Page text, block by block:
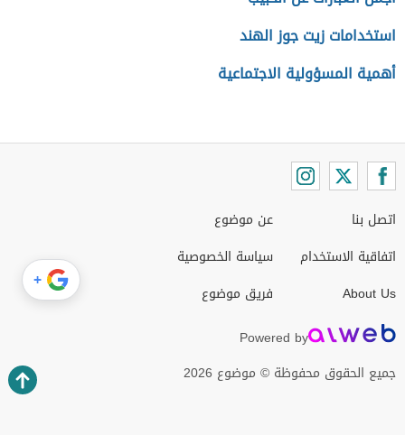
استخدامات زيت جوز الهند
أهمية المسؤولية الاجتماعية
اتصل بنا
اتفاقية الاستخدام
About Us
عن موضوع
سياسة الخصوصية
فريق موضوع
Powered by
جميع الحقوق محفوظة © موضوع 2026
+